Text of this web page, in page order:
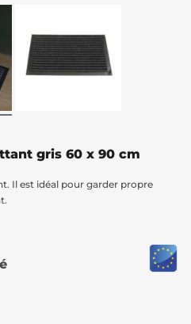
gris 60 x 90 cm
Il est idéal pour garder propre